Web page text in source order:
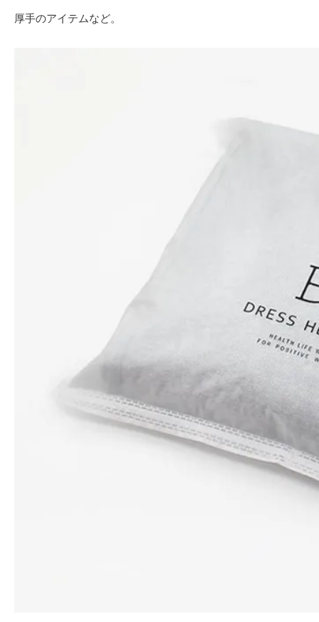
厚手のアイテムなど。